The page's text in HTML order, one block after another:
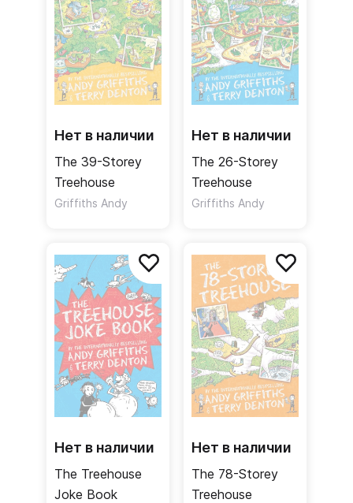
Нет в наличии
The 39-Storey
Treehouse
Griffiths Andy
Нет в наличии
The 26-Storey
Treehouse
Griffiths Andy
Нет в наличии
The Treehouse
Joke Book
Нет в наличии
The 78-Storey
Treehouse